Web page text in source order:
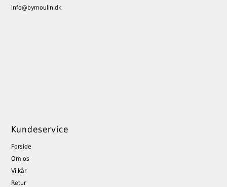
info@bymoulin.dk
Kundeservice
Forside
Om os
Vilkår
Retur